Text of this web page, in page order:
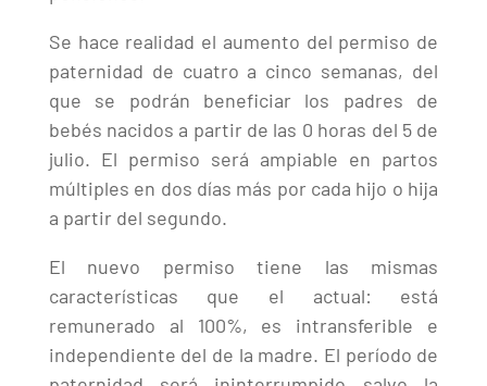
Se hace realidad el aumento del permiso de
paternidad de cuatro a cinco semanas, del
que se podrán beneficiar los padres de
bebés nacidos a partir de las 0 horas del 5 de
julio. El permiso será ampiable en partos
múltiples en dos días más por cada hijo o hija
a partir del segundo.
El nuevo permiso tiene las mismas
características que el actual: está
remunerado al 100%, es intransferible e
independiente del de la madre. El período de